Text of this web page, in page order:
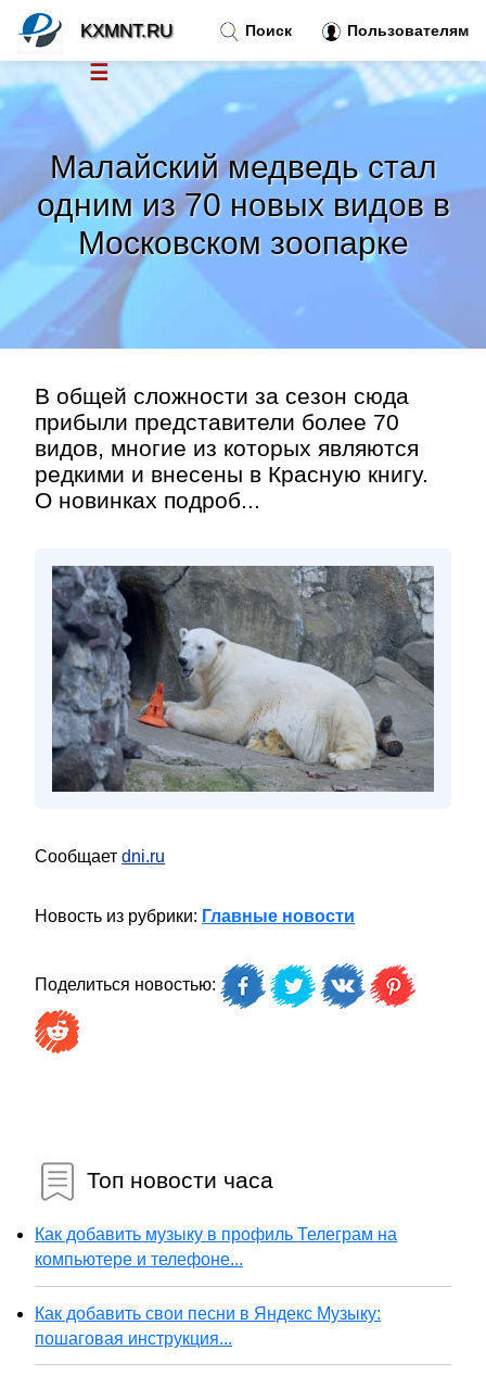
Малайский медведь стал
одним из 70 новых видов в
Московском зоопарке
В общей сложности за сезон сюда
прибыли представители более 70
видов, многие из которых являются
редкими и внесены в Красную книгу.
О новинках подроб...
Сообщает dni.ru
Новость из рубрики: Главные новости
Поделиться новостью:
Топ новости часа
Как добавить музыку в профиль Телеграм на
компьютере и телефоне...
Как добавить свои песни в Яндекс Музыку:
пошаговая инструкция...
Поиск Пользователям
KXMNT.RU
☰
Новости
Тренды новостей»
Рубрики»
Правила »